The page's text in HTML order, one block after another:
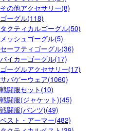
その他アクセサリー(8)
ゴーグル(118)
タクティカルゴーグル(50)
メッシュゴーグル(5)
セーフティゴーグル(36)
バイカーゴーグル(17)
ゴーグルアクセサリー(17)
サバゲーウェア(1060)
戦闘服セット(10)
戦闘服(ジャケット)(45)
戦闘服(パンツ)(49)
ベスト・アーマー(482)